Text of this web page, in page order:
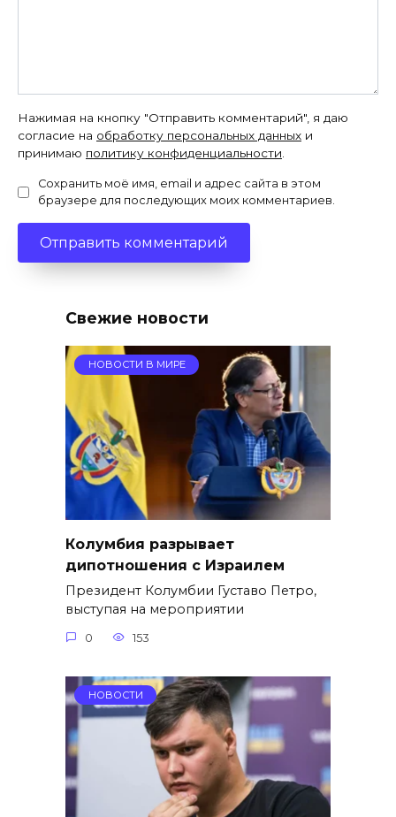
Нажимая на кнопку "Отправить комментарий", я даю
согласие на обработку персональных данных и
принимаю политику конфиденциальности.
Сохранить моё имя, email и адрес сайта в этом
браузере для последующих моих комментариев.
Свежие новости
НОВОСТИ В МИРЕ
Колумбия разрывает
дипотношения с Израилем
Президент Колумбии Густаво Петро,
выступая на мероприятии
0 153
НОВОСТИ